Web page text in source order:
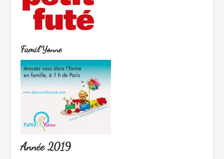
Famil'Yonne
Année 2019